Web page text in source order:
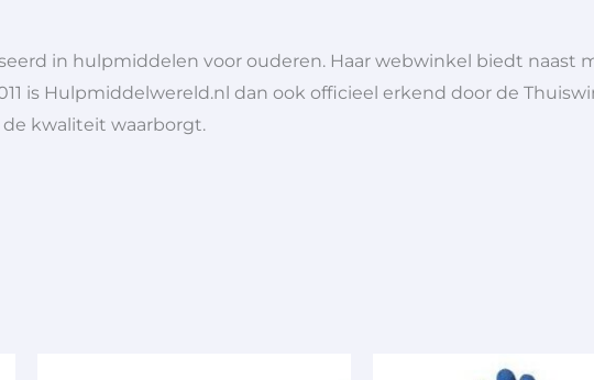
in hulpmiddelen voor ouderen. Haar webwinkel biedt
is Hulpmiddelwereld.nl dan ook officieel erkend door de
kwaliteit waarborgt.